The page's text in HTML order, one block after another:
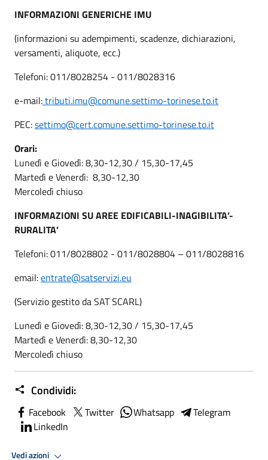
INFORMAZIONI GENERICHE IMU
(informazioni su adempimenti, scadenze, dichiarazioni,
versamenti, aliquote, ecc.)
Telefoni: 011/8028254 - 011/8028316
e-mail:tributi.imu@comune.settimo-torinese.to.it
PEC:settimo@cert.comune.settimo-torinese.to.it
Orari:
Lunedì e Giovedì: 8,30-12,30 / 15,30-17,45
Martedì e Venerdì: 8,30-12,30
Mercoledì chiuso
INFORMAZIONI SU AREE EDIFICABILI-INAGIBILITA’-
RURALITA’
Telefoni: 011/8028802 - 011/8028804 – 011/8028816
email:entrate@satservizi.eu
(Servizio gestito da SAT SCARL)
Lunedì e Giovedì: 8,30-12,30 / 15,30-17,45
Martedì e Venerdì: 8,30-12,30
Mercoledì chiuso
Condividi:
Facebook Twitter Whatsapp
Telegram
LinkedIn
Vedi azioni